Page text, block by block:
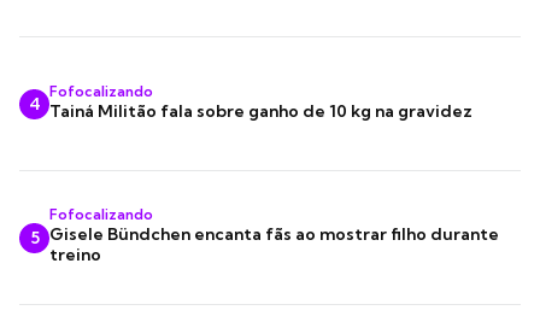
4
Fofocalizando
Tainá Militão fala sobre ganho de 10 kg na gravidez
5
Fofocalizando
Gisele Bündchen encanta fãs ao mostrar filho durante
treino